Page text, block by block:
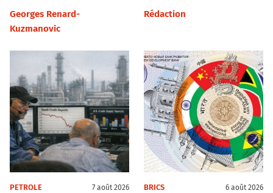
Georges Renard-
Kuzmanovic
Rédaction
PETROLE 7 août 2026 BRICS 6 août 2026